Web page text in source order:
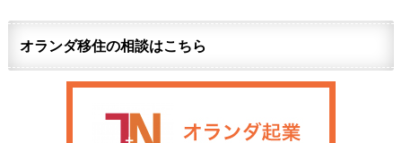
オランダ移住の相談はこちら